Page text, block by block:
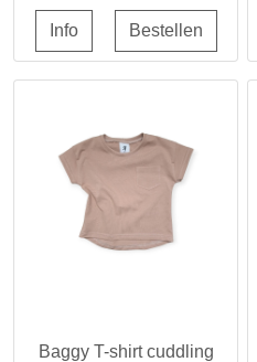
Baggy T-shirt cuddling